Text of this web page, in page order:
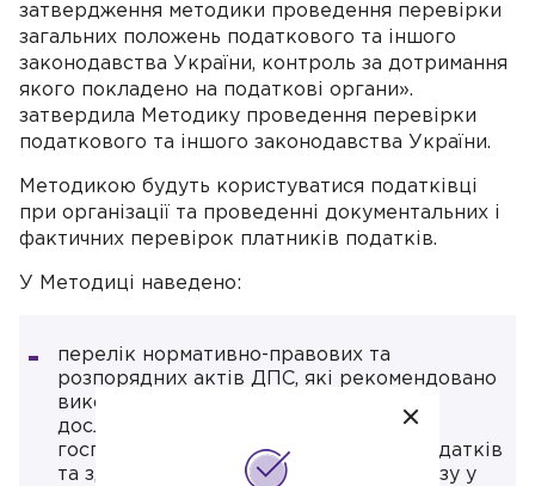
затвердження методики проведення перевірки
загальних положень податкового та іншого
законодавства України, контроль за дотримання
якого покладено на податкові органи».
затвердила Методику проведення перевірки
податкового та іншого законодавства України.
Методикою будуть користуватися податківці
при організації та проведенні документальних і
фактичних перевірок платників податків.
У Методиці наведено:
перелік нормативно-правових та
розпорядних актів ДПС, які рекомендовано
використовувати інспектором під час
дослідження загальної інформації про
господарську діяльність платників податків
та здійснення автоматизованого аналізу у